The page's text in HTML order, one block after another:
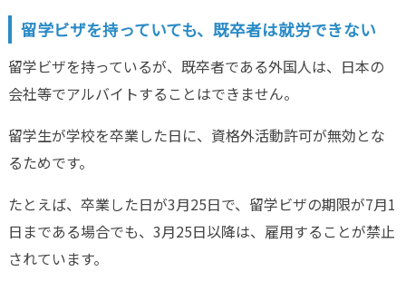
留学ビザを持っていても、既卒者は就労できない
留学ビザを持っているが、既卒者である外国人は、日本の
会社等でアルバイトすることはできません。
留学生が学校を卒業した日に、資格外活動許可が無効とな
るためです。
たとえば、卒業した日が3月25日で、留学ビザの期限が7月1
日まである場合でも、3月25日以降は、雇用することが禁止
されています。